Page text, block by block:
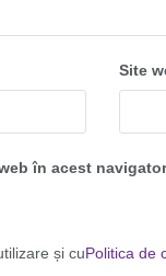
Site
în acest
și cuPolitica de